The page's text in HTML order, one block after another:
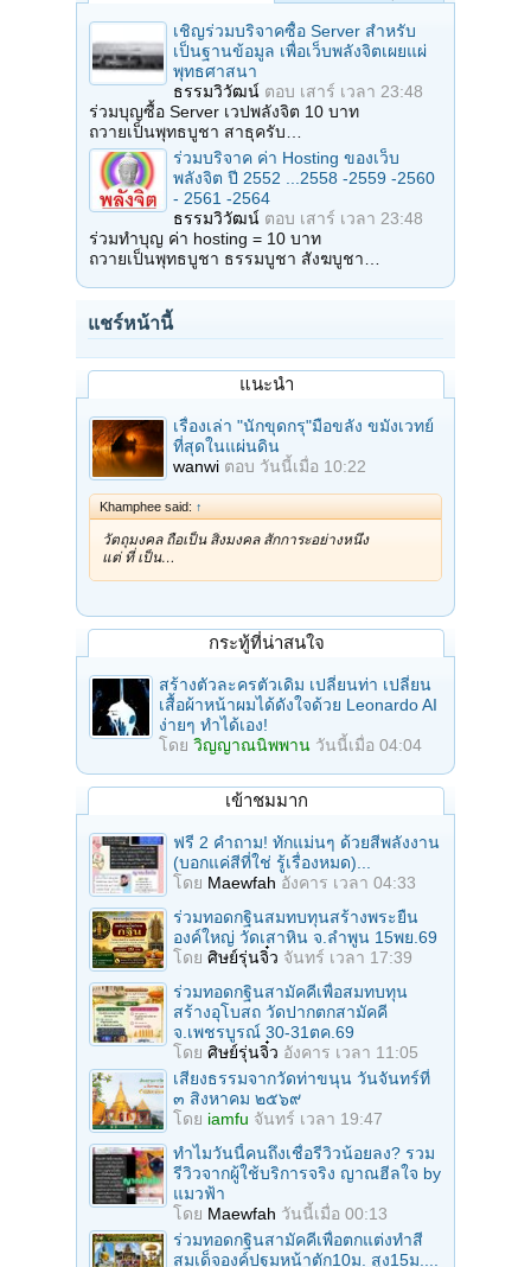
เชิญร่วมบริจาคซื้อ Server สำหรับ
เป็นฐานข้อมูล เพื่อเว็บพลังจิตเผยแผ่
พุทธศาสนา
ธรรมวิวัฒน์ ตอบ เสาร์ เวลา 23:48
ร่วมบุญซื้อ Server เวปพลังจิต 10 บาท
ถวายเป็นพุทธบูชา สาธุครับ…
ร่วมบริจาค ค่า Hosting ของเว็บ
พลังจิต ปี 2552 ...2558 -2559 -2560
- 2561 -2564
ธรรมวิวัฒน์ ตอบ เสาร์ เวลา 23:48
ร่วมทำบุญ ค่า hosting = 10 บาท
ถวายเป็นพุทธบูชา ธรรมบูชา สังฆบูชา…
แชร์หน้านี้
แนะนำ
เรื่องเล่า "นักขุดกรุ"มือขลัง ขมังเวทย์
ที่สุดในแผ่นดิน
wanwi ตอบ วันนี้เมื่อ 10:22
Khamphee said: ↑
วัตถุมงคล ถือเป็น สิ่งมงคล สักการะอย่างหนึ่ง
แต่ ที่ เป็น…
กระทู้ที่น่าสนใจ
สร้างตัวละครตัวเดิม เปลี่ยนท่า เปลี่ยน
เสื้อผ้าหน้าผมได้ดังใจด้วย Leonardo AI
ง่ายๆ ทำได้เอง!
โดย วิญญาณนิพพาน วันนี้เมื่อ 04:04
เข้าชมมาก
ฟรี 2 คำถาม! ทักแม่นๆ ด้วยสีพลังงาน
(บอกแค่สีที่ใช่ รู้เรื่องหมด)...
โดย Maewfah อังคาร เวลา 04:33
ร่วมทอดกฐินสมทบทุนสร้างพระยืน
องค์ใหญ่ วัดเสาหิน จ.ลําพูน 15พย.69
โดย ศิษย์รุ่นจิ๋ว จันทร์ เวลา 17:39
ร่วมทอดกฐินสามัคคีเพื่อสมทบทุน
สร้างอุโบสถ วัดปากตกสามัคคี
จ.เพชรบูรณ์ 30-31ตค.69
โดย ศิษย์รุ่นจิ๋ว อังคาร เวลา 11:05
เสียงธรรมจากวัดท่าขนุน วันจันทร์ที่
๓ สิงหาคม ๒๕๖๙
โดย iamfu จันทร์ เวลา 19:47
ทำไมวันนี้คนถึงเชื่อรีวิวน้อยลง? รวม
รีวิวจากผู้ใช้บริการจริง ญาณฮีลใจ by
แมวฟ้า
โดย Maewfah วันนี้เมื่อ 00:13
ร่วมทอดกฐินสามัคคีเพื่อตกแต่งทำสี
สมเด็จองค์ปฐมหน้าตัก10ม. สูง15ม....